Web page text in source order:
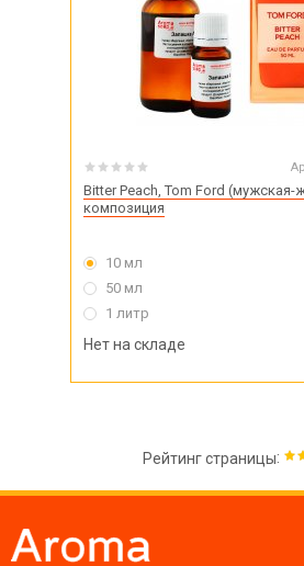
Bitter Peach, Tom Ford (мужская-
композиция
10 мл
50 мл
1 литр
Нет на складе
Рейтинг страницы: